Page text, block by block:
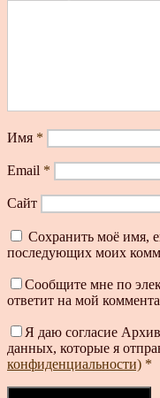
Имя *
Email *
Сайт
Сохранить моё имя,
последующих моих
Сообщите мне по
ответит на мой
Я даю согласие
данных, которые я
конфиденциальности) *